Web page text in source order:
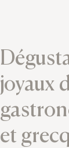
joyaux
et